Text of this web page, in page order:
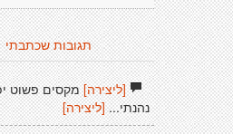
תגובות שכתבתי
[ליצירה]מקסים פשוט
נהנתי... [ליצירה]